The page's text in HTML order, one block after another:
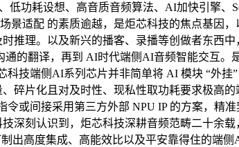
低功耗设想、高音质音频算法、AI加快引擎
景适配 的素质逾越，是炬芯科技的焦点基因
推理。以及新兴的播客、录播等创做者东西
通的翻译，再到 AI时代端侧AI音频智能交互
技端侧AI系列芯片并非简单将 AI 模块 “外
碎片化且对及时性、现私性取功耗要求极高
令或间接采用第三方外部 NPU IP 的方案，
深刻认识到，炬芯科技深耕音频范畴二十余
出高度集成、高能效比以及平安靠得住的端